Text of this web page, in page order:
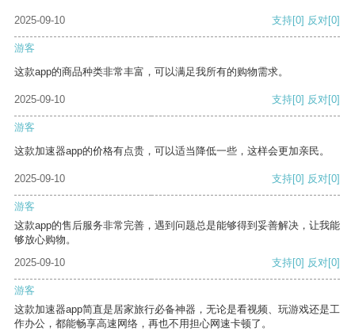
2025-09-10 支持[0] 反对[0]
游客
这款app的商品种类非常丰富，可以满足我所有的购物需求。
2025-09-10 支持[0] 反对[0]
游客
这款加速器app的价格有点贵，可以适当降低一些，这样会更加亲民。
2025-09-10 支持[0] 反对[0]
游客
这款app的售后服务非常完善，遇到问题总是能够得到妥善解决，让我能
够放心购物。
2025-09-10
支持[0] 反对[0]
游客
这款加速器app简直是居家旅行必备神器，无论是看视频、玩游戏还是工
作办公，都能畅享高速网络，再也不用担心网速卡顿了。